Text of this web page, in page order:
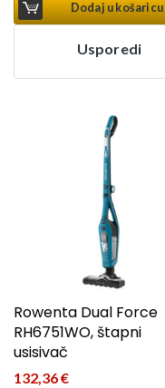
Dodaj u košaricu
Usporedi
Rowenta Dual Force
RH6751WO, štapni
usisivač
132,36€